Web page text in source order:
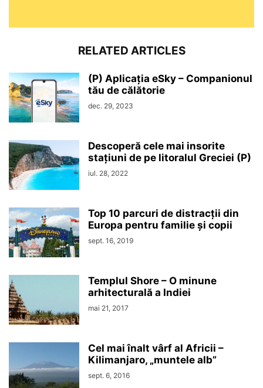
RELATED ARTICLES
(P) Aplicația eSky – Companionul
tău de călătorie
dec. 29, 2023
Descoperă cele mai insorite
stațiuni de pe litoralul Greciei (P)
iul. 28, 2022
Top 10 parcuri de distracții din
Europa pentru familie și copii
sept. 16, 2019
Templul Shore – O minune
arhitecturală a Indiei
mai 21, 2017
Cel mai înalt vârf al Africii –
Kilimanjaro, „muntele alb”
sept. 6, 2016